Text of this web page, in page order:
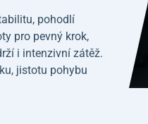
pohodlí
pro pevný krok,
i intenzivní zátěž.
jistotu pohybu